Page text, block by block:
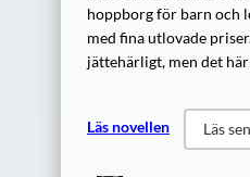
hoppborg för barn och
med fina utlovade
jättehärligt, men det
Läs novellen Läs